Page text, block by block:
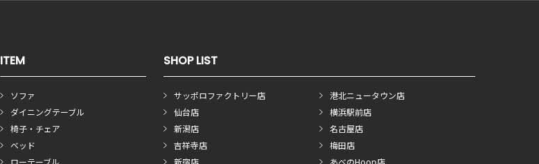
ITEM
ソファ
ダイニングテーブル
椅子・チェア
ベッド
ローテーブル
SHOP LIST
サッポロファクトリー店
仙台店
新潟店
吉祥寺店
新宿店
港北ニュータウン店
横浜駅前店
名古屋店
梅田店
あべのHoop店